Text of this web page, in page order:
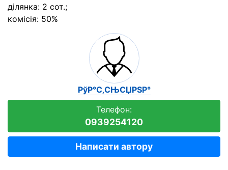
ділянка: 2 сот.;
комісія: 50%
РўР°С‚СЊСЏРЅР°
Телефон:
0939254120
Написати автору